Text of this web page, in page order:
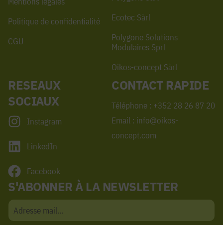
Politique de confidentialité
CGU
Ecotec Sàrl
Polygone Solutions
Modulaires Sprl
Oikos-concept Sàrl
RESEAUX
SOCIAUX
Instagram
LinkedIn
Facebook
CONTACT RAPIDE
Téléphone : +352 28 26 87 20
Email : info@oikos-
concept.com
S'ABONNER À LA NEWSLETTER